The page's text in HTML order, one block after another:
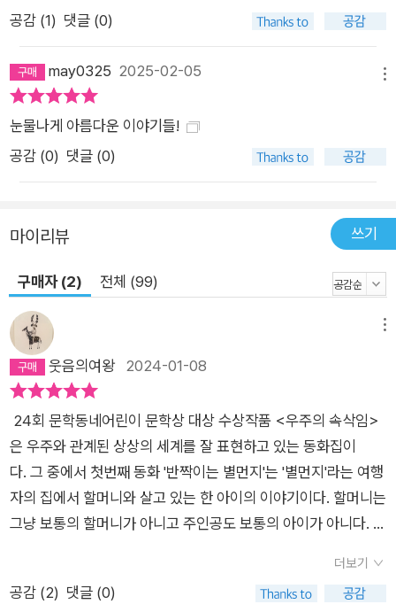
떠나고 로봇들만 남은 타보타 행성. 빛도 온도도 습도도 생명체가
위한 연대를 시작한다. 엎드려 낮은 키의 보보와 눈 맞춤 하고, 속
삭이듯 말을 건네면서. “보보 힘내, 이게 우리가 사랑을 나누는
세팅됐어. 네 일은 우리와 놀고 이야기하고 사랑을 나누는 거야.”
가족 품에서 인간인 줄 알고 살았으나 ‘메이드 인 문’ 휴머노이드
달. 혼자 왔듯 혼자 가야 하는 ‘달로 가는 길’에서 진은 엄마 아빠
와 동행할 수는 없어도 지구에서 쌓았던 기억만큼은 함께 가져가
시오」 별 볼 일 없는 지구 소심이인 나에겐 우주의 행운, 누군가에
겐 정체 모를 우주의 벌, 무아무아! “이게 고양이를 구한 너만의
비결인가?” “아니, 나의 비결은 무아무아족이에요.” 툭하면 자신
과 길고양이 장고를 괴롭히는 지호네 무리. 현우는 오늘도 지호
무리에게 쫓기다 파란 대문 집으로 숨어든다. 그곳에서 조우한 것
은 태양계 밖 행성에서 지구로 온 무아무아족. 슬라임 덩어리 같
은 이들은 어딘가에 붙어 놀라운 괴력을 발휘하게 하는 어마어마
한 능력자들이다. 그렇다면 무아무아족의 힘으로 이 지긋지긋한
상황을 벗어날 수도 있지 않을까? 하지만 계획은 엉뚱한 곳으로
튀어 버리는데. 고양이와 자신을 지키고 싶었던 아이가 만난 우주
말했다. “걱정하지 말고 푹 자. 내일은 내일의 태양이 뜰 거야.”
공감 (1) 댓글 (0)
may0325 2025-02-05
눈물나게 아름다운 이야기들!
공감 (0) 댓글 (0)
마이리뷰 쓰기
구매자 (2) 전체 (99)
웃음의여왕 2024-01-08
24회 문학동네어린이 문학상 대상 수상작품 <우주의 속삭임>
은 우주와 관계된 상상의 세계를 잘 표현하고 있는 동화집이
다. 그 중에서 첫번째 동화 '반짝이는 별먼지'는 '별먼지'라는 여행
자의 집에서 할머니와 살고 있는 한 아이의 이야기이다. 할머니는
그냥 보통의 할머니가 아니고 주인공도 보통의 아이가 아니다. 얼
만을 들을 수 있는 집이다. 그러던 어느날 별먼지에 나타난 '제
로'는 외계인을 찾고 있다고 했고 먼지 가득쌓인 그 공간을 청소
더보기
공감 (2) 댓글 (0)